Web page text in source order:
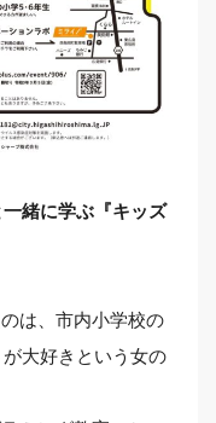
緒に学ぶ『キッズ
は、市内小学校の
大好きという女の